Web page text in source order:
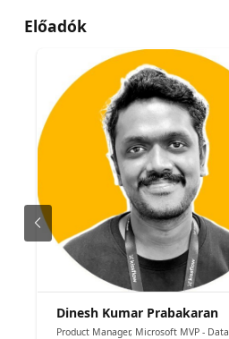
Előadók
Dinesh Kumar Prabakaran
Product Manager, Microsoft MVP - Data